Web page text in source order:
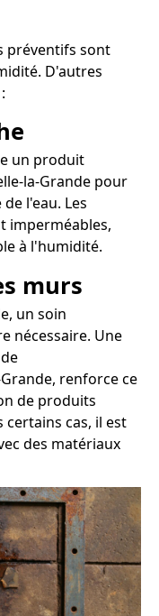
préventifs sont
D'autres
un produit
la-Grande pour
l'eau. Les
imperméables,
à l'humidité.
murs
un soin
nécessaire. Une
renforce ce
de produits
cas, il est
des matériaux